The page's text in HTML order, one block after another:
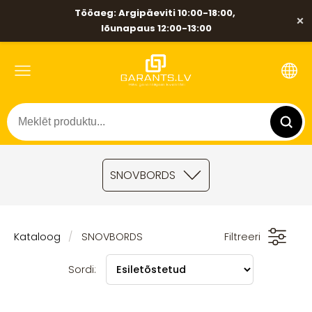
Tööaeg: Argipäeviti 10:00-18:00,
lõunapaus 12:00-13:00
×
SNOVBORDS
Kataloog SNOVBORDS Filtreeri
Sordi: